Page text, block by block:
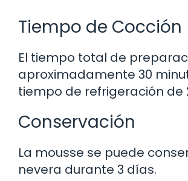
Tiempo de Cocción
El tiempo total de
aproximadamente 30
tiempo de refrigeración de
Conservación
La mousse se puede
nevera durante 3 días.